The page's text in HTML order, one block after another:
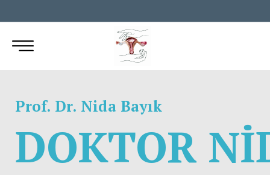
Prof. Dr. Nida Bayık
DOKTOR